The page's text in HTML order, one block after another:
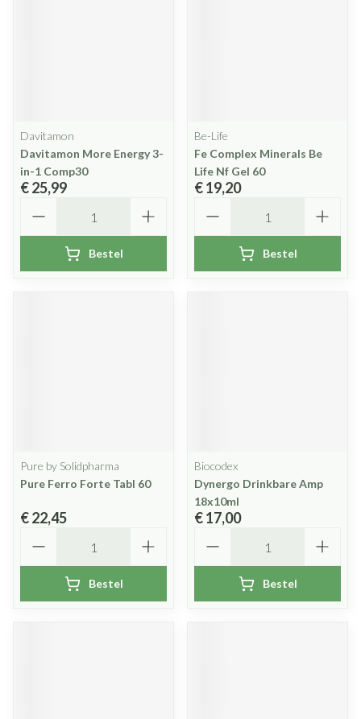
Davitamon
Davitamon More Energy 3-
in-1 Comp30
€ 25,99
Bestel
Be-Life
Fe Complex Minerals Be
Life Nf Gel 60
€ 19,20
Bestel
Pure by Solidpharma
Pure Ferro Forte Tabl 60
€ 22,45
Bestel
Biocodex
Dynergo Drinkbare Amp
18x10ml
€ 17,00
Bestel